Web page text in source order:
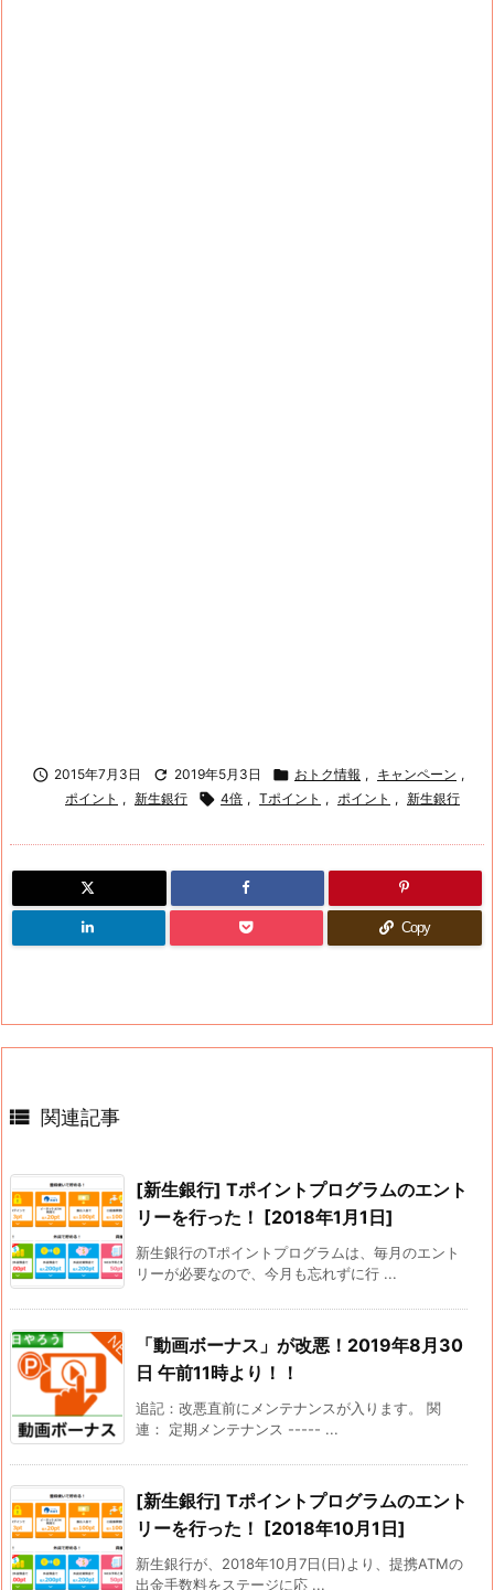
 2015年7月3日  2019年5月3日  おトク情報 , キャンペーン ,
ポイント , 新生銀行  4倍 , Tポイント , ポイント , 新生銀行
Copy
 関連記事
[新生銀行] Tポイントプログラムのエント
リーを行った！ [2018年1月1日]
新生銀行のTポイントプログラムは、毎月のエント
リーが必要なので、今月も忘れずに行 ...
「動画ボーナス」が改悪！2019年8月30
日 午前11時より！！
追記：改悪直前にメンテナンスが入ります。 関
連： 定期メンテナンス ----- ...
[新生銀行] Tポイントプログラムのエント
リーを行った！ [2018年10月1日]
新生銀行が、2018年10月7日(日)より、提携ATMの
出金手数料をステージに応 ...